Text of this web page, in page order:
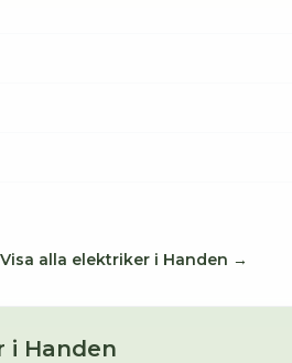
Visa alla elektrikeri Handen →
i Handen